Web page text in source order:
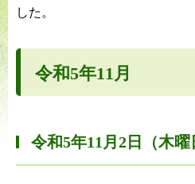
した。
令和5年11月
令和5年11月2日（木曜